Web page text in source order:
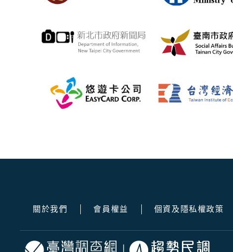
關於我們 會員權益 個資及隱私權政策